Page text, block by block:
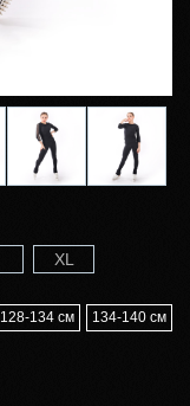
XL
128-134 см 134-140 см